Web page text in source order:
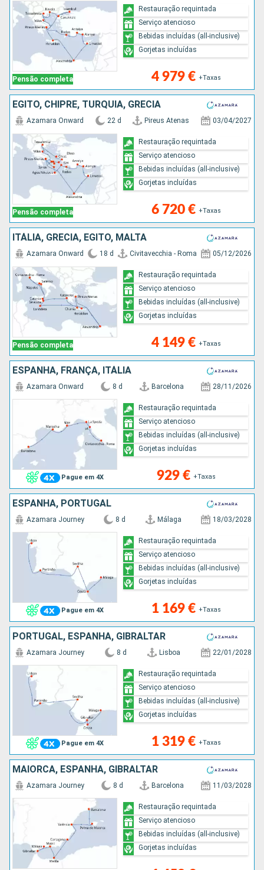
Pensão completa 4 979 € +Taxas
Restauração requintada
Serviço atencioso
Bebidas incluídas (all-inclusive)
Gorjetas incluídas
EGITO, CHIPRE, TURQUIA, GRÉCIA
Pensão completa
Azamara Onward 22 d Pireus Atenas 03/04/2027
6 720 € +Taxas
Restauração requintada
Serviço atencioso
Bebidas incluídas (all-inclusive)
Gorjetas incluídas
ITÁLIA, GRÉCIA, EGITO, MALTA
Pensão completa
Azamara Onward 18 d Civitavecchia - Roma 05/12/2026
4 149 € +Taxas
Restauração requintada
Serviço atencioso
Bebidas incluídas (all-inclusive)
Gorjetas incluídas
ESPANHA, FRANÇA, ITÁLIA
Pague em 4X
Azamara Onward 8 d Barcelona 28/11/2026
929 € +Taxas
Restauração requintada
Serviço atencioso
Bebidas incluídas (all-inclusive)
Gorjetas incluídas
ESPANHA, PORTUGAL
Pague em 4X
Azamara Journey 8 d Málaga 18/03/2028
1 169 € +Taxas
Restauração requintada
Serviço atencioso
Bebidas incluídas (all-inclusive)
Gorjetas incluídas
PORTUGAL, ESPANHA, GIBRALTAR
Pague em 4X
Azamara Journey 8 d Lisboa 22/01/2028
1 319 € +Taxas
Restauração requintada
Serviço atencioso
Bebidas incluídas (all-inclusive)
Gorjetas incluídas
MAIORCA, ESPANHA, GIBRALTAR
Azamara Journey 8 d Barcelona 11/03/2028
Restauração requintada
Serviço atencioso
Bebidas incluídas (all-inclusive)
Gorjetas incluídas